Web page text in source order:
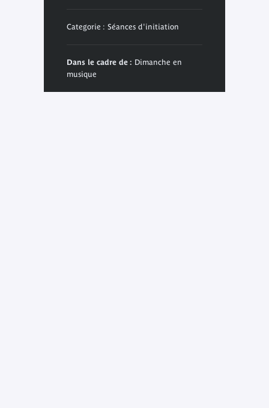
Categorie : Séances d'initiation
Dans le cadre de : Dimanche en
musique